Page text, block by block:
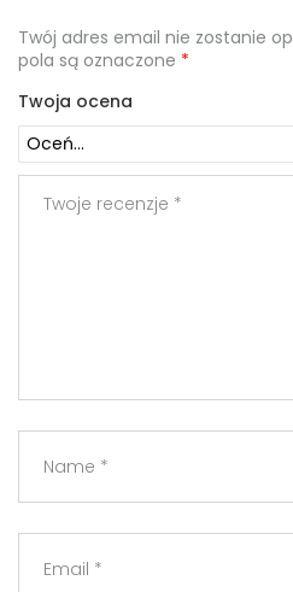
Twój adres email nie zostanie
pola są oznaczone *
Twoja ocena